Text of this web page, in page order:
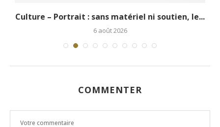
Culture – Portrait : sans matériel ni soutien, le...
6 août 2026
COMMENTER